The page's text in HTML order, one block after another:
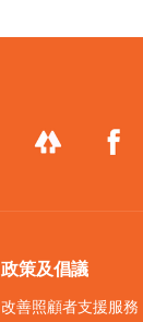
政策及倡議
改善照顧者支援服務